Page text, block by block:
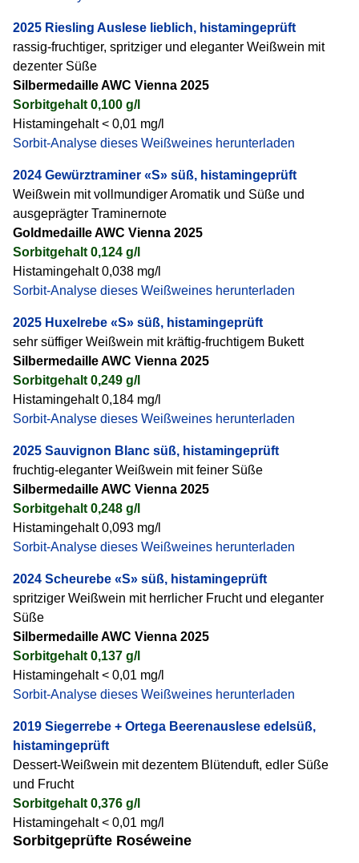
2025 Riesling Auslese lieblich, histamingeprüft
rassig-fruchtiger, spritziger und eleganter Weißwein mit
dezenter Süße
Silbermedaille AWC Vienna 2025
Sorbitgehalt 0,100 g/l
Histamingehalt < 0,01 mg/l
Sorbit-Analyse dieses Weißweines herunterladen
2024 Gewürztraminer «S» süß, histamingeprüft
Weißwein mit vollmundiger Aromatik und Süße und
ausgeprägter Traminernote
Goldmedaille AWC Vienna 2025
Sorbitgehalt 0,124 g/l
Histamingehalt 0,038 mg/l
Sorbit-Analyse dieses Weißweines herunterladen
2025 Huxelrebe «S» süß, histamingeprüft
sehr süffiger Weißwein mit kräftig-fruchtigem Bukett
Silbermedaille AWC Vienna 2025
Sorbitgehalt 0,249 g/l
Histamingehalt 0,184 mg/l
Sorbit-Analyse dieses Weißweines herunterladen
2025 Sauvignon Blanc süß, histamingeprüft
fruchtig-eleganter Weißwein mit feiner Süße
Silbermedaille AWC Vienna 2025
Sorbitgehalt 0,248 g/l
Histamingehalt 0,093 mg/l
Sorbit-Analyse dieses Weißweines herunterladen
2024 Scheurebe «S» süß, histamingeprüft
spritziger Weißwein mit herrlicher Frucht und eleganter
Süße
Silbermedaille AWC Vienna 2025
Sorbitgehalt 0,137 g/l
Histamingehalt < 0,01 mg/l
Sorbit-Analyse dieses Weißweines herunterladen
2019 Siegerrebe + Ortega Beerenauslese edelsüß,
histamingeprüft
Dessert-Weißwein mit dezentem Blütenduft, edler Süße
und Frucht
Sorbitgehalt 0,376 g/l
Histamingehalt < 0,01 mg/l
Sorbitgeprüfte Roséweine